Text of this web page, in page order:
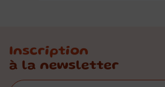
Inscription
à la newsletter